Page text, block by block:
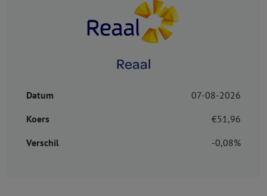
Reaal
Datum
07-08-2026
Koers
€51,96
Verschil
-0,08%